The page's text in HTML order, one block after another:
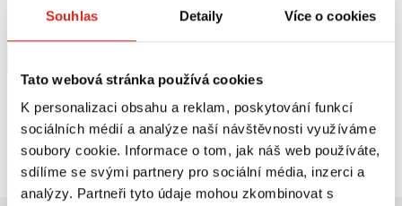
Souhlas Detaily Více o cookies
Tato webová stránka používá cookies
K personalizaci obsahu a reklam, poskytování funkcí
sociálních médií a analýze naší návštěvnosti využíváme
soubory cookie. Informace o tom, jak náš web používáte,
sdílíme se svými partnery pro sociální média, inzerci a
analýzy. Partneři tyto údaje mohou zkombinovat s
PNEUMATIKA 130/90 - 15 M/C 66S
PNEUMATIKA 110/90 - 16 M/C 59S F
Prohlédli jste si4z 4produktů